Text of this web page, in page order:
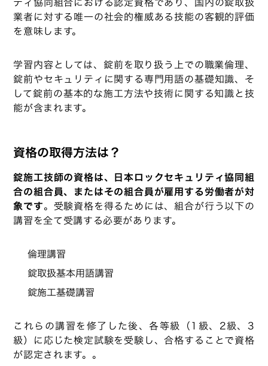
業者に対する唯一の社会的権威ある技能の客観的評価
を意味します。
学習内容としては、錠前を取り扱う上での職業倫理、
錠前やセキュリティに関する専門用語の基礎知識、そ
して錠前の基本的な施工方法や技術に関する知識と技
能が含まれます。
資格の取得方法は？
錠施工技師の資格は、日本ロックセキュリティ協同組
合の組合員、またはその組合員が雇用する労働者が対
象です。受験資格を得るためには、組合が行う以下の
講習を全て受講する必要があります。
倫理講習
錠取扱基本用語講習
錠施工基礎講習
これらの講習を修了した後、各等級（1級、2級、3
級）に応じた検定試験を受験し、合格することで資格
が認定されます。。